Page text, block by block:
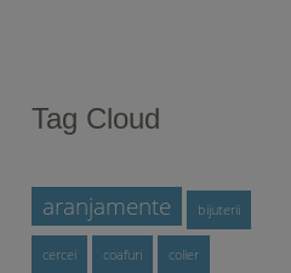
Tag Cloud
aranjamente bijuterii
cercei coafuri colier